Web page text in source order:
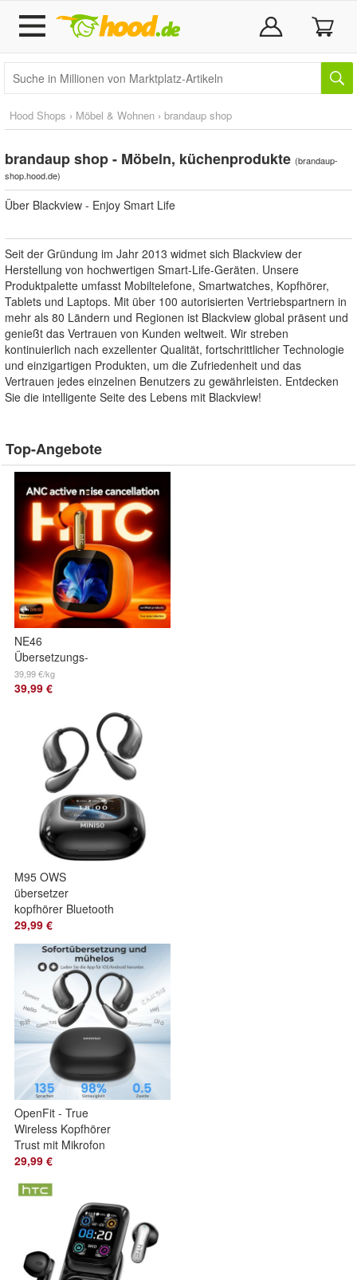
Hood Shops › Möbel & Wohnen › brandaup shop
brandaup shop - Möbeln, küchenprodukte (brandaup-
shop.hood.de)
Über Blackview - Enjoy Smart Life
Seit der Gründung im Jahr 2013 widmet sich Blackview der
Herstellung von hochwertigen Smart-Life-Geräten. Unsere
Produktpalette umfasst Mobiltelefone, Smartwatches, Kopfhörer,
Tablets und Laptops. Mit über 100 autorisierten Vertriebspartnern in
mehr als 80 Ländern und Regionen ist Blackview global präsent und
genießt das Vertrauen von Kunden weltweit. Wir streben
kontinuierlich nach exzellenter Qualität, fortschrittlicher Technologie
und einzigartigen Produkten, um die Zufriedenheit und das
Vertrauen jedes einzelnen Benutzers zu gewährleisten. Entdecken
Sie die intelligente Seite des Lebens mit Blackview!
Top-Angebote
NE46
Übersetzungs-
Ohrhörer, mit APP-
Unterstützung für
Open-Ear-Ohrhörer
39,99 €/kg
39,99 €
M95 OWS
übersetzer
kopfhörer Bluetooth
Kopfhörer
übersetzungskopfhörer
29,99 €
OpenFit - True
Wireless Kopfhörer
Trust mit Mikrofon
29,99 €